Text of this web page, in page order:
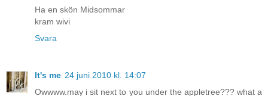
Ha en skön Midsommar
kram wivi
Svara
It's me 24 juni 2010 kl. 14:07
Owwww.may i sit next to you under the appletree??? what a